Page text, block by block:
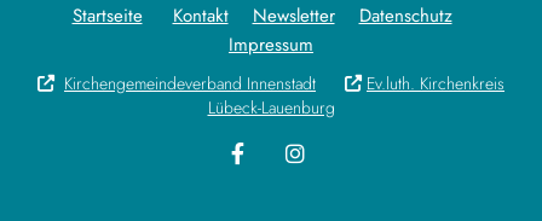
Startseite Kontakt Newsletter
Datenschutz
Impressum
 Kirchengemeindeverband Innenstadt  Ev.luth. Kirchenkreis
Lübeck-Lauenburg